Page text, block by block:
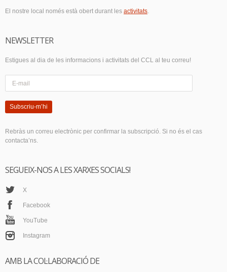
El nostre local només està obert durant les activitats
NEWSLETTER
Estigues al dia de les informacions i activitats del CCL al teu correu!
Subscriu-m’hi
Rebràs un correu electrònic per confirmar la subscripció. Si no és el cas
contacta’ns.
SEGUEIX-NOS A LES XARXES SOCIALS!
X
Facebook
YouTube
Instagram
AMB LA COL·LABORACIÓ DE